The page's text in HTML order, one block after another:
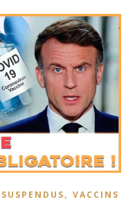
SUSPENDUS, VACCINS